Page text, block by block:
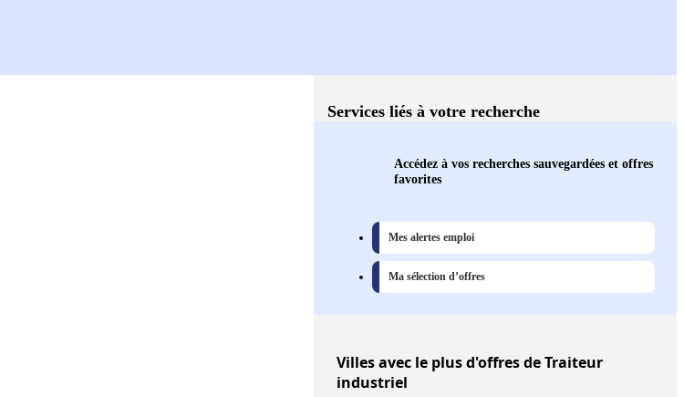
Services liés à votre recherche
Accédez à vos recherches sauvegardées et offres
favorites
Mes alertes emploi
Ma sélection d’offres
Villesavec le plus d'offres de Traiteur
industriel